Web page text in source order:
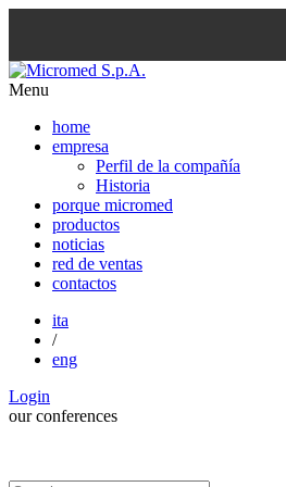
Menu
home
empresa
Perfil de la compañía
Historia
porque micromed
productos
noticias
red de ventas
contactos
ita
/
eng
Login
our conferences